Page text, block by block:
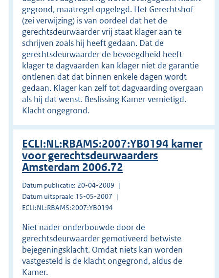
gegrond, maatregel opgelegd. Het Gerechtshof
(zei verwijzing) is van oordeel dat het de
gerechtsdeurwaarder vrij staat klager aan te
schrijven zoals hij heeft gedaan. Dat de
gerechtsdeurwaarder de bevoegdheid heeft
klager te dagvaarden kan klager niet de garantie
ontlenen dat dat binnen enkele dagen wordt
gedaan. Klager kan zelf tot dagvaarding overgaan
als hij dat wenst. Beslissing Kamer vernietigd.
Klacht ongegrond.
ECLI:NL:RBAMS:2007:YB0194 kamer
voor gerechtsdeurwaarders
Amsterdam 2006.72
Datum publicatie: 20-04-2009
Datum uitspraak: 15-05-2007
ECLI:NL:RBAMS:2007:YB0194
Niet nader onderbouwde door de
gerechtsdeurwaarder gemotiveerd betwiste
bejegeningsklacht. Omdat niets kan worden
vastgesteld is de klacht ongegrond, aldus de
Kamer.